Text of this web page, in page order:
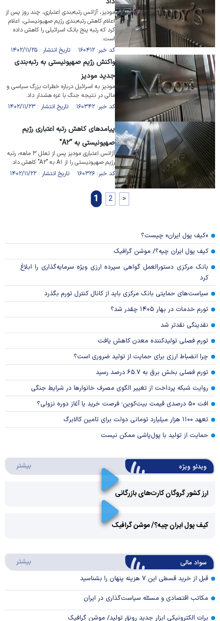
مودیز، آژانس رتبه‌بندی اعتباری، چند روز پس از
اعلام کاهش رتبه‌بندی رژیم صهیونیستی، اعلام
کرد که رتبه پنج بانک اسرائیلی را کاهش داده
است.
کد خبر: ۱۶۰۴۱۲ تاریخ انتشار : ۱۴۰۲/۱۱/۲۵
واکنش رژیم صهیونیستی به رتبه‌‌بندی
جدید مودیز
مودیز به اسرائیل درباره خطرات بزرگ سیاسی و
مالی در نتیجه جنگ با غزه هشدار داد.
کد خبر: ۱۶۰۳۴۲ تاریخ انتشار : ۱۴۰۲/۱۱/۲۳
پیامد‌های کاهش رتبه اعتباری رژیم
صهیونیستی به "A۲"
آژانس اعتباری مودیز پس از تعلل ۳ ماهه، رتبه
رژیم صهیونیستی را از A۱ به "A۲" کاهش داد.
کد خبر: ۱۶۰۳۲۶ تاریخ انتشار : ۱۴۰۲/۱۱/۲۲
1 2 >
«کیف پول ایران» چیست؟
کیف پول ایران چیه؟/ موشن گرافیک
بانک مرکزی دستورالعمل گواهی سپرده ارزی ویژه سرمایه‌گذاری را ابلاغ
کرد
سیاست‌های حمایتی بانک مرکزی باید از کانال کنترل تورم بگذرد
تورم خدمات در بهار ۱۴۰۵ چقدر شد؟
نقدینگی نقدتر شد
تورم فصلی تولیدکننده معدن کاهش یافت
چرا انضباط ارزی برای حمایت از تولید ضروری است؟
تورم فصلی بخش برق به ۶۵.۷ درصد رسید
روایت شبکه پرداخت از تغییر الگوی مصرف خانوار‌ها در شرایط جنگی
افت ۵۰ درصدی قیمت بیت‌کوین؛ فرصت خرید یا آغاز دوره نزولی؟
تعهد ۱۱۰۰ هزار میلیارد تومانی دولت برای تامین کالابرگ
حمایت از تولید با پول‌پاشی ممکن نیست
ویدئو ویژه بیشتر
ارز کشور گروگان کارت‌های بازرگانی
Video
کیف پول ایران چیه؟/ موشن گرافیک
سواد مالی بیشتر
قبل از خرید قسطی این ۷ هزینه پنهان را بشناسید
مکاتب اقتصادی و مسئله سیاست‌گذاری در ایران
برات الکترونیکی ابزار جدید رونق تولید/ موشن گرافیک